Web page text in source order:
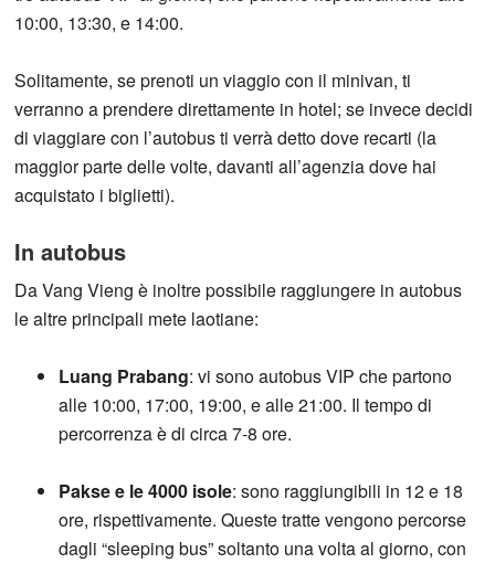
10:00, 13:30, e 14:00.
Solitamente, se prenoti un viaggio con il minivan, ti
verranno a prendere direttamente in hotel; se invece decidi
di viaggiare con l’autobus ti verrà detto dove recarti (la
maggior parte delle volte, davanti all’agenzia dove hai
acquistato i biglietti).
In autobus
Da Vang Vieng è inoltre possibile raggiungere in autobus
le altre principali mete laotiane:
Luang Prabang: vi sono autobus VIP che partono
alle 10:00, 17:00, 19:00, e alle 21:00. Il tempo di
percorrenza è di circa 7-8 ore.
Pakse e le 4000 isole: sono raggiungibili in 12 e 18
ore, rispettivamente. Queste tratte vengono percorse
dagli “sleeping bus” soltanto una volta al giorno, con